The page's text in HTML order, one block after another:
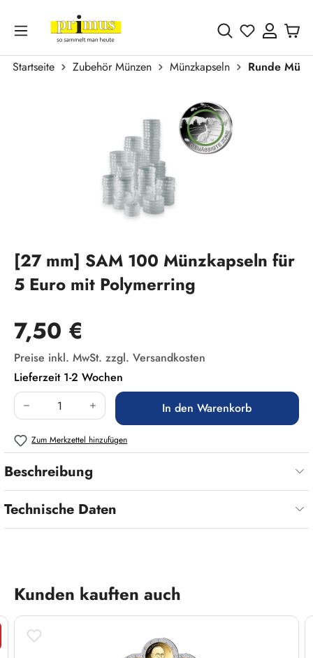
Zum Hauptinhalt springen
Du hast 0
Startseite Zubehör Münzen Münzkapseln
Runde
[27 mm] SAM 100 Münzkapseln für
5 Euro mit Polymerring
Regulärer Preis:
7,50 €
Preise inkl. MwSt. zzgl. Versandkosten
Lieferzeit 1-2 Wochen
Produkt Anzahl: Gib den gewünschten Wert
In den Warenkorb
Zum Merkzettel hinzufügen
Beschreibung
Technische Daten
Produktgalerie überspringen
Kunden kauften auch